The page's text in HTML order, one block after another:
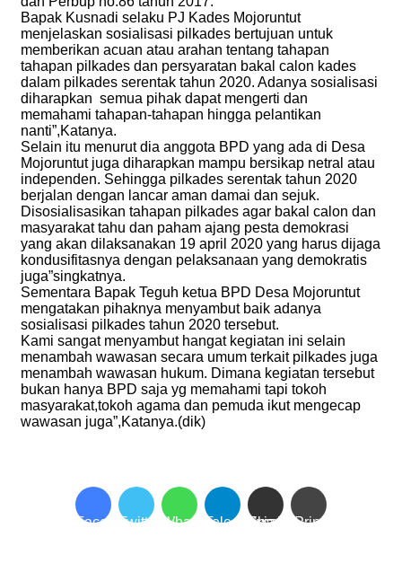
Bapak Kusnadi selaku PJ Kades Mojoruntut
menjelaskan sosialisasi pilkades bertujuan untuk
memberikan acuan atau arahan tentang tahapan
tahapan pilkades dan persyaratan bakal calon kades
dalam pilkades serentak tahun 2020. Adanya sosialisasi
diharapkan semua pihak dapat mengerti dan
memahami tahapan-tahapan hingga pelantikan
nanti”,Katanya.
Selain itu menurut dia anggota BPD yang ada di Desa
Mojoruntut juga diharapkan mampu bersikap netral atau
independen. Sehingga pilkades serentak tahun 2020
berjalan dengan lancar aman damai dan sejuk.
Disosialisasikan tahapan pilkades agar bakal calon dan
masyarakat tahu dan paham ajang pesta demokrasi
yang akan dilaksanakan 19 april 2020 yang harus dijaga
kondusifitasnya dengan pelaksanaan yang demokratis
juga”singkatnya.
Sementara Bapak Teguh ketua BPD Desa Mojoruntut
mengatakan pihaknya menyambut baik adanya
sosialisasi pilkades tahun 2020 tersebut.
Kami sangat menyambut hangat kegiatan ini selain
menambah wawasan secara umum terkait pilkades juga
menambah wawasan hukum. Dimana kegiatan tersebut
bukan hanya BPD saja yg memahami tapi tokoh
masyarakat,tokoh agama dan pemuda ikut mengecap
wawasan juga”,Katanya.(dik)
FacebookTwitter WhatsAppTelegramShare via Email Print